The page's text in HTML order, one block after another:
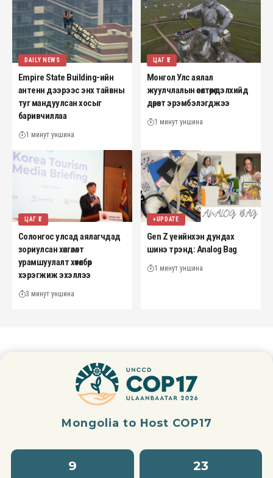
DAILY NEWS
Empire State Building-ийн
антенн дээрээс энх тайвны
туг мандуулсан хосыг
баривчиллаа
1 минут уншина
ЦАГ ҮЕ
Монгол Улс аялал
жуулчлалын өсөлтөөрөө дэлхийд
дөрөвт эрэмбэлэгджээ
1 минут уншина
ЦАГ ҮЕ
Солонгос улсад аялагчдад
зориулсан хөнгөлөлт
урамшуулалт хөтөлбөр
хэрэгжиж эхэллээ
3 минут уншина
+UPDATE
Gen Z үеийнхэн дундах
шинэ трэнд: Analog Bag
1 минут уншина
Mongolia to Host COP17
9 23